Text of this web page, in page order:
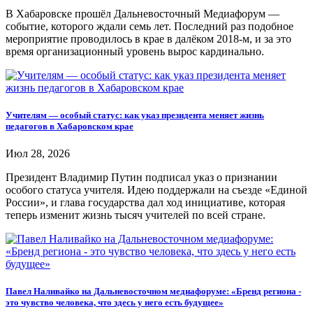
В Хабаровске прошёл Дальневосточный Медиафорум —
событие, которого ждали семь лет. Последний раз подобное
мероприятие проводилось в крае в далёком 2018-м, и за это
время организационный уровень вырос кардинально.
Учителям — особый статус: как указ президента меняет жизнь
педагогов в Хабаровском крае
Июл 28, 2026
Президент Владимир Путин подписал указ о признании
особого статуса учителя. Идею поддержали на съезде «Единой
России», и глава государства дал ход инициативе, которая
теперь изменит жизнь тысяч учителей по всей стране.
Павел Наливайко на Дальневосточном медиафоруме: «Бренд региона -
это чувство человека, что здесь у него есть будущее»